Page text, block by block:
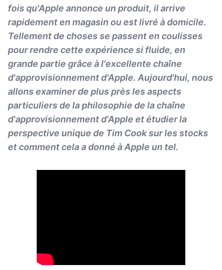
fois qu'Apple annonce un produit, il arrive
rapidement en magasin ou est livré à domicile.
Tellement de choses se passent en coulisses
pour rendre cette expérience si fluide, en
grande partie grâce à l'excellente chaîne
d'approvisionnement d'Apple. Aujourd'hui, nous
allons examiner de plus près les aspects
particuliers de la philosophie de la chaîne
d'approvisionnement d'Apple et étudier la
perspective unique de Tim Cook sur les stocks
et comment cela a donné à Apple un tel.